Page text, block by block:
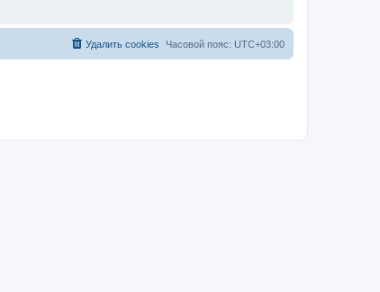
Часовой пояс: UTC+03:00
Удалить cookies